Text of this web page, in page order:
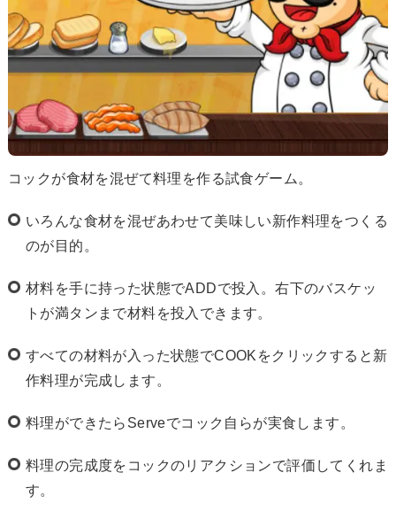
コックが食材を混ぜて料理を作る試食ゲーム。
いろんな食材を混ぜあわせて美味しい新作料理をつくる
のが目的。
材料を手に持った状態でADDで投入。右下のバスケッ
トが満タンまで材料を投入できます。
すべての材料が入った状態でCOOKをクリックすると新
作料理が完成します。
料理ができたらServeでコック自らが実食します。
料理の完成度をコックのリアクションで評価してくれま
す。